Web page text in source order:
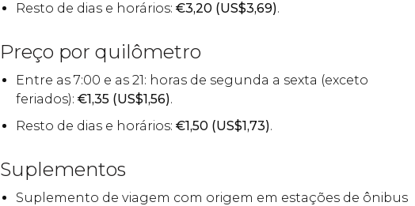
Resto de dias e horários: €3,20 (US$3,69).
Preço por quilômetro
Entre as 7:00 e as 21: horas de segunda a sexta (exceto
feriados): €1,35 (US$1,56).
Resto de dias e horários: €1,50 (US$1,73).
Suplementos
Suplemento de viagem com origem em estações de ônibus